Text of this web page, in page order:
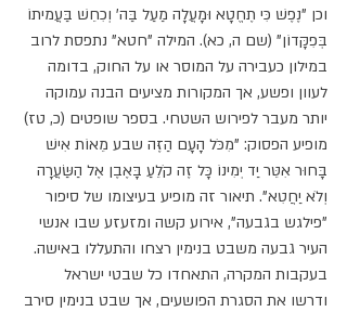
וכן "נֶפֶשׁ כִּי תֶחֱטָא וּמָעֲלָה מַעַל בַּה' וְכִחֵשׁ בַּעֲמיתוֹ
בְּפִקָּדוֹן" (שם ה, כא). המילה "חטא" נתפסת לרוב
במילון כעבירה על המוסר או על החוק, בדומה
לעוון ופשע, אך המקורות מציעים הבנה עמוקה
יותר מעבר לפירוש השטחי. בספר שופטים (כ, טז)
מופיע הפסוק: "מִכֹּל הָעָם הַזֶּה שבע מֵאוֹת אִישׁ
בָּחוּר אִטֵּר יַד יְמִינוֹ כָּל זֶה קֹלֵעַ בָּאֶבֶן אֶל הַשַּׂעֲרָה
וְלֹא יַחֲטִא". תיאור זה מופיע בעיצומו של סיפור
"פילגש בגבעה", אירוע קשה ומזעזע שבו אנשי
העיר גבעה משבט בנימין רצחו והתעללו באישה.
בעקבות המקרה, התאחדו כל שבטי ישראל
ודרשו את הסגרת הפושעים, אך שבט בנימין סירב